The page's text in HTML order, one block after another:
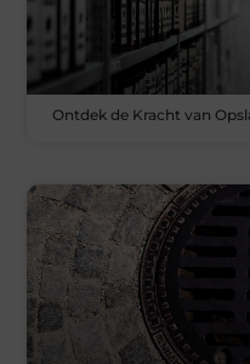
Ontdek de Kracht van